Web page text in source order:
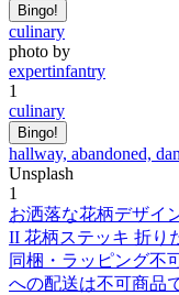
Bingo!
culinary
photo by
expertinfantry
1
culinary
Bingo!
hallway, abandoned,
Unsplash
1
お洒落な花柄デザイ
II 花柄ステッキ 折り
同梱・ラッピング不
への配送は不可商品